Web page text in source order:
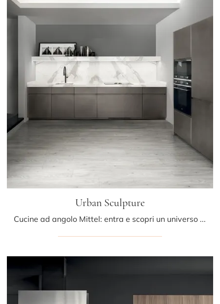
Urban Sculpture
Cucine ad angolo Mittel: entra e scopri un universo di design e contenuto estetico! La cucina Urban Sculpture ti sta aspettando.